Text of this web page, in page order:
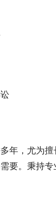
年，尤为
要。秉持